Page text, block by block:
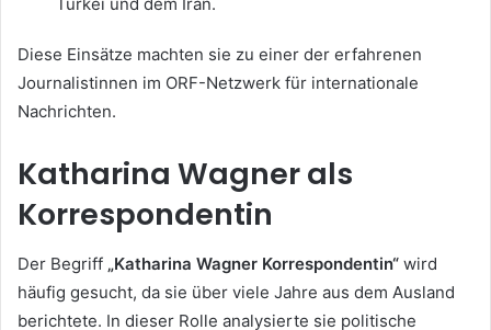
Diese Einsätze machten sie zu einer der erfahrenen
Journalistinnen im ORF-Netzwerk für internationale
Nachrichten.
Katharina Wagner als
Korrespondentin
Der Begriff „Katharina Wagner Korrespondentin“ wird
häufig gesucht, da sie über viele Jahre aus dem Ausland
berichtete. In dieser Rolle analysierte sie politische